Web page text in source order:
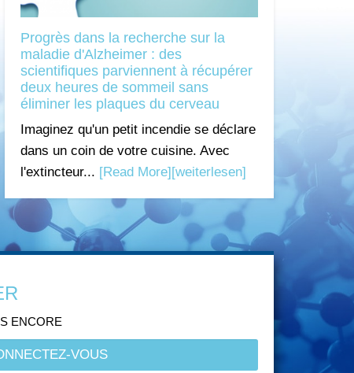
Progrès dans la recherche sur la
maladie d'Alzheimer : des
scientifiques parviennent à récupérer
deux heures de sommeil sans
éliminer les plaques du cerveau
Imaginez qu'un petit incendie se déclare
dans un coin de votre cuisine. Avec
l'extincteur... [Read More][weiterlesen]
ENCORE